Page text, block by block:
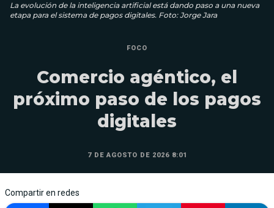
La evolución de la inteligencia artificial está dando paso a una nueva
etapa para el sistema de pagos digitales. Foto: Jorge Jara
FOCO
Comercio agéntico, el
próximo paso de los pagos
digitales
7 DE AGOSTO DE 2026 8:01
Compartir en redes